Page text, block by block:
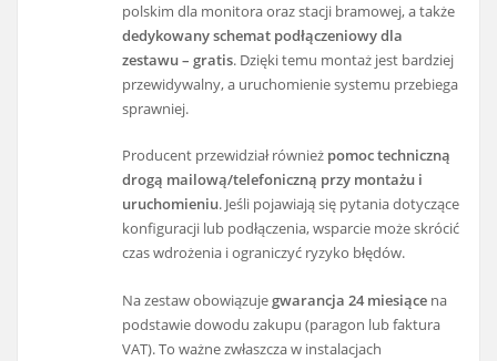
polskim dla monitora oraz stacji bramowej, a także
dedykowany schemat podłączeniowy dla
zestawu – gratis. Dzięki temu montaż jest bardziej
przewidywalny, a uruchomienie systemu przebiega
sprawniej.
Producent przewidział również pomoc techniczną
drogą mailową/telefoniczną przy montażu i
uruchomieniu. Jeśli pojawiają się pytania dotyczące
konfiguracji lub podłączenia, wsparcie może skrócić
czas wdrożenia i ograniczyć ryzyko błędów.
Na zestaw obowiązujegwarancja 24 miesiące na
podstawie dowodu zakupu (paragon lub faktura
VAT). To ważne zwłaszcza w instalacjach